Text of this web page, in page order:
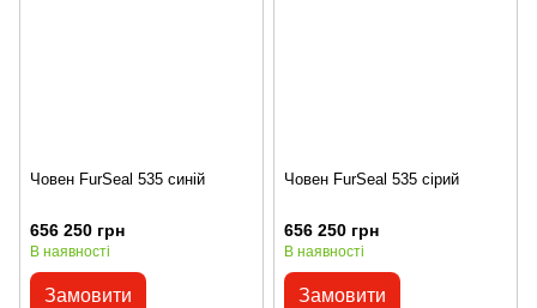
Човен FurSeal 535 синій
656 250 грн
В наявності
Замовити
Човен FurSeal 535 сірий
656 250 грн
В наявності
Замовити